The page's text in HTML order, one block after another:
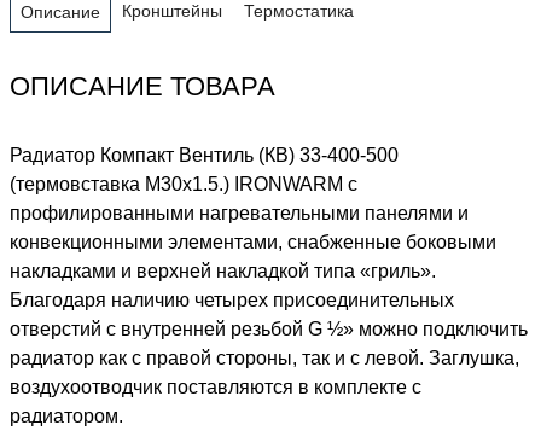
Описание Кронштейны Термостатика
ОПИСАНИЕ ТОВАРА
Радиатор Компакт Вентиль (КВ) 33-400-500
(термовставка М30х1.5.) IRONWARM с
профилированными нагревательными панелями и
конвекционными элементами, снабженные боковыми
накладками и верхней накладкой типа «гриль».
Благодаря наличию четырех присоединительных
отверстий с внутренней резьбой G ½» можно подключить
радиатор как с правой стороны, так и с левой. Заглушка,
воздухоотводчик поставляются в комплекте с
радиатором.